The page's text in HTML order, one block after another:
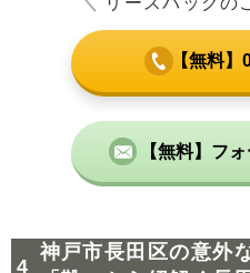
【無料】
【無料】フ
神戸市長田区の意外